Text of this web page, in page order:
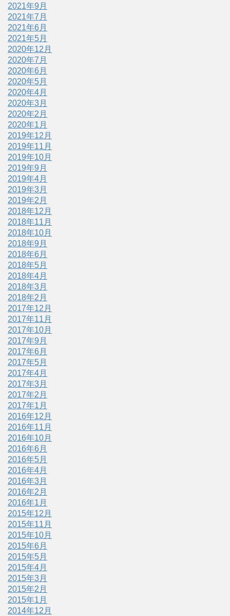
2021年9月
2021年7月
2021年6月
2021年5月
2020年12月
2020年7月
2020年6月
2020年5月
2020年4月
2020年3月
2020年2月
2020年1月
2019年12月
2019年11月
2019年10月
2019年9月
2019年4月
2019年3月
2019年2月
2018年12月
2018年11月
2018年10月
2018年9月
2018年6月
2018年5月
2018年4月
2018年3月
2018年2月
2017年12月
2017年11月
2017年10月
2017年9月
2017年6月
2017年5月
2017年4月
2017年3月
2017年2月
2017年1月
2016年12月
2016年11月
2016年10月
2016年6月
2016年5月
2016年4月
2016年3月
2016年2月
2016年1月
2015年12月
2015年11月
2015年10月
2015年6月
2015年5月
2015年4月
2015年3月
2015年2月
2015年1月
2014年12月